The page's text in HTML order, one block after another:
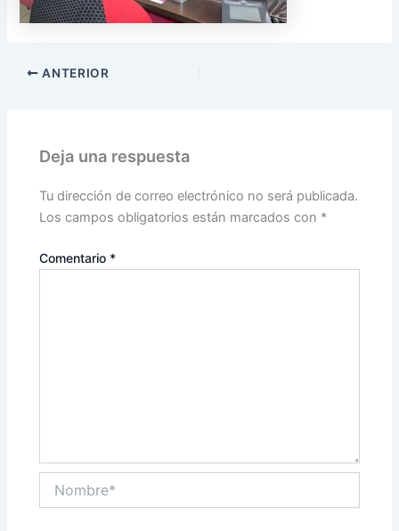
ANTERIOR
Deja una respuesta
Tu dirección de correo electrónico no será publicada.
Los campos obligatorios están marcados con *
Comentario *